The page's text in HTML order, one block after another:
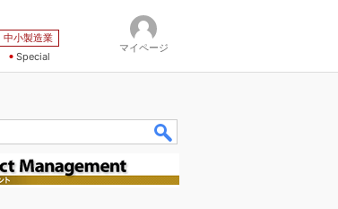
中小製造業
Special
マイページ